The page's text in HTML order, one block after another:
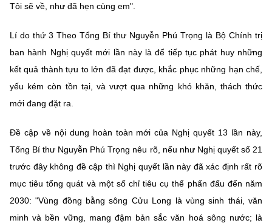
Tôi sẽ về, như đã hẹn cùng em".
Lí do thứ 3 Theo Tổng Bí thư Nguyễn Phú Trọng là Bộ Chính trị
ban hành Nghị quyết mới lần này là để tiếp tục phát huy những
kết quả thành tựu to lớn đã đạt được, khắc phục những hạn chế,
yếu kém còn tồn tại, và vượt qua những khó khăn, thách thức
mới đang đặt ra.
Đề cập về nội dung hoàn toàn mới của Nghị quyết 13 lần này,
Tổng Bí thư Nguyễn Phú Trọng nêu rõ, nếu như Nghị quyết số 21
trước đây không đề cập thì Nghị quyết lần này đã xác định rất rõ
mục tiêu tổng quát và một số chỉ tiêu cụ thể phấn đấu đến năm
2030: "Vùng đồng bằng sông Cửu Long là vùng sinh thái, văn
minh và bền vững, mang đậm bản sắc văn hoá sông nước; là